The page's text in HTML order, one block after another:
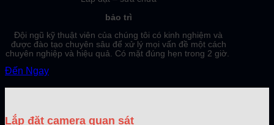
bảo trì
Đội ngũ kỹ thuật viên của chúng tôi có kinh nghiệm và
được đào tạo chuyên sâu để xử lý mọi vấn đề một cách
chuyên nghiệp và hiệu quả. Có mặt đúng hẹn trong 2 giờ.
Đến Ngay
Lắp đặt camera quan sát